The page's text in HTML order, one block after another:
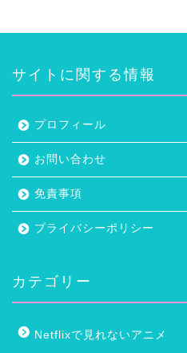
サイトに関する情報
プロフィール
お問い合わせ
免責事項
プライバシーポリシー
カテゴリー
Netflixで見れないアニメ